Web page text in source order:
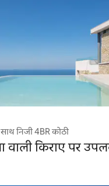
निजी 4BR कोठी
वाली किराए पर